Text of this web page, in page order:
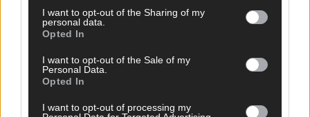
I want to opt-out of the Sharing of my
personal data.
Opted In
I want to opt-out of the Sale of my
Personal Data.
Opted In
I want to opt-out of processing my
DIREKT ZUM THEMA
Politik & Co
Money Matters
Brainpower